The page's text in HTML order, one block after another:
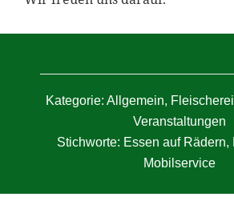
Kategorie: Allgemein, Fleischerei
Veranstaltungen
Stichworte: Essen auf Rädern,
Mobilservice